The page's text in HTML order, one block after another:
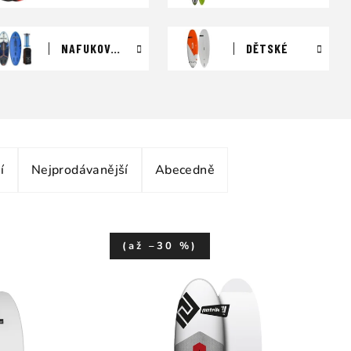
NAFUKOVACÍ DĚTSKÉ
Nejprodávanější Abecedně
(až –30 %)